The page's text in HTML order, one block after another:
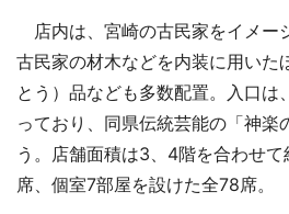
店内は、宮崎の古民家をイメー
古民家の材木などを内装に用いた
とう）品なども多数配置。入口は
っており、同県伝統芸能の「神楽
う。店舗面積は3、4階を合わせ
席、個室7部屋を設けた全78席。